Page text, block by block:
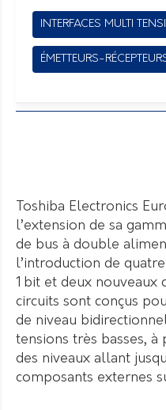
INTERFACES MULTI
ÉMETTEURS-
Toshiba Electronics
l’extension de sa
de bus à double
l’introduction de
1 bit et deux nouveaux
circuits sont conçus
de niveau
tensions très basses, à
des niveaux allant
composants externes